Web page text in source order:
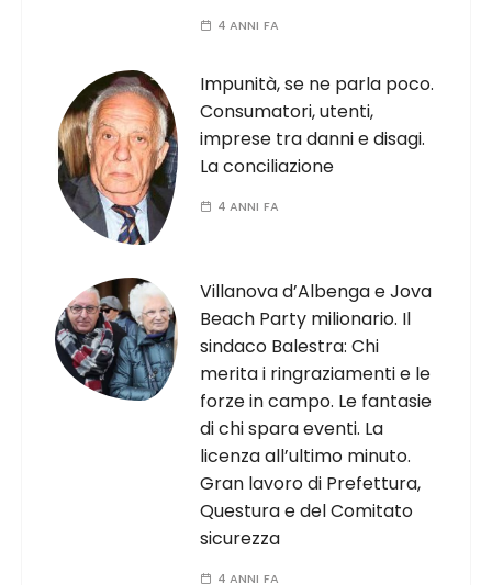
4 ANNI FA
Impunità, se ne parla poco.
Consumatori, utenti,
imprese tra danni e disagi.
La conciliazione
4 ANNI FA
Villanova d’Albenga e Jova
Beach Party milionario. Il
sindaco Balestra: Chi
merita i ringraziamenti e le
forze in campo. Le fantasie
di chi spara eventi. La
licenza all’ultimo minuto.
Gran lavoro di Prefettura,
Questura e del Comitato
sicurezza
4 ANNI FA